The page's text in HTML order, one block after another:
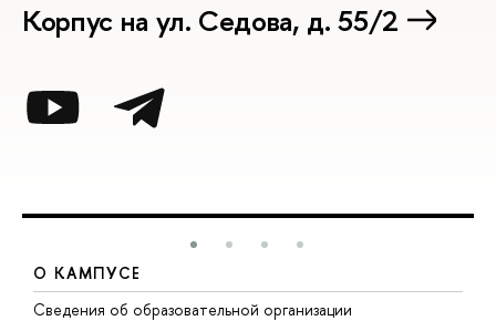
Корпус на ул. Седова, д. 55/2
О КАМПУСЕ
Сведения об образовательной организации